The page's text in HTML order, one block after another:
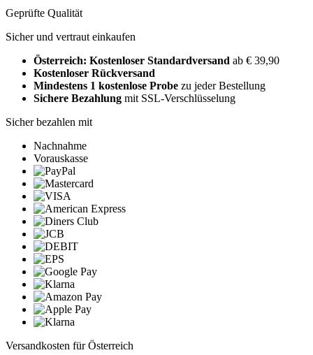
Geprüfte Qualität
Sicher und vertraut einkaufen
Österreich: Kostenloser Standardversand ab € 39,90
Kostenloser Rückversand
Mindestens 1 kostenlose Probe zu jeder Bestellung
Sichere Bezahlung mit SSL-Verschlüsselung
Sicher bezahlen mit
Nachnahme
Vorauskasse
Versandkosten für Österreich